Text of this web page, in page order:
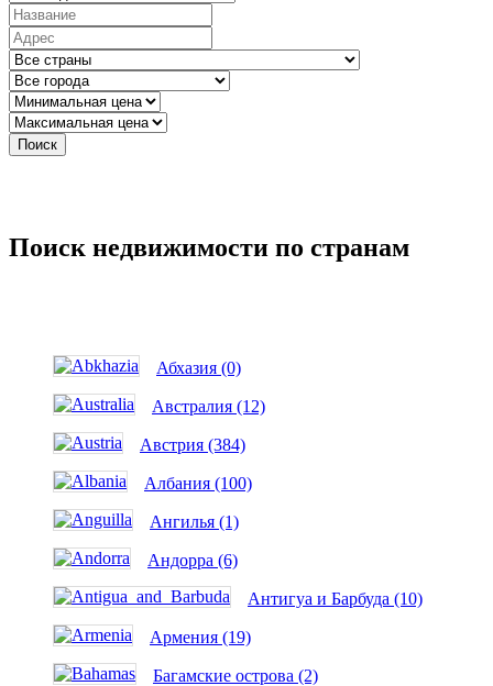
Поиск
Поиск недвижимости по странам
Абхазия (0)
Австралия (12)
Австрия (384)
Албания (100)
Ангилья (1)
Андорра (6)
Антигуа и Барбуда (10)
Армения (19)
Багамские острова (2)